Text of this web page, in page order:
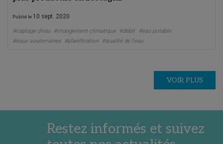
Publié le 10 sept. 2020
#captage d’eau #changement climatique #débit
#eau potable
#eaux souterraines
#planification #qualité de l'eau
VOIR PLUS
Restez informés et suivez